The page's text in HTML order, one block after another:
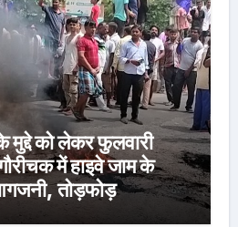
को लेकर फुलवारी
में हाइवे जाम के
तोड़फोड़